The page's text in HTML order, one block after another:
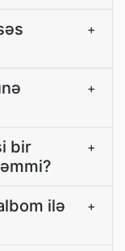
+
+
bir
+
ilə
+